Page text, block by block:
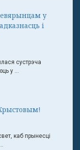
у
і
сустрэча
у ...
каб прынесці